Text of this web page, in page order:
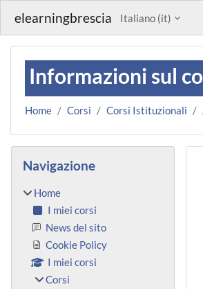
elearningbrescia Italiano ‎(it)‎
Informazioni sul
Home Corsi Corsi Istituzionali
Blocchi
Navigazione
Home
I miei corsi
News del sito
Cookie Policy
I miei corsi
Corsi